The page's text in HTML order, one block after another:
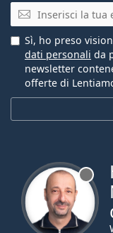
E-mail
Sì, ho preso
dati personali da
newsletter
offerte di